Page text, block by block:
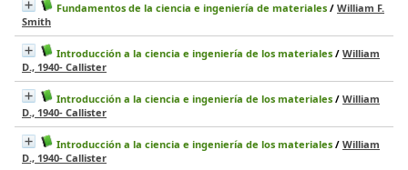
Fundamentos de la ciencia e ingeniería de materiales / William F.
Smith
Introducción a la ciencia e ingeniería de los materiales / William
D., 1940- Callister
Introducción a la ciencia e ingeniería de los materiales / William
D., 1940- Callister
Introducción a la ciencia e ingeniería de los materiales / William
D., 1940- Callister